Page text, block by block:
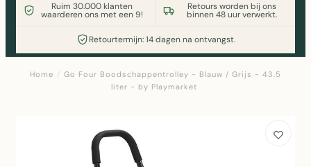
Ruim 30.000 klanten
waarderen ons met een 9!
Retours worden bij ons
binnen 48 uur verwerkt.
Retourtermijn: 14 dagen na ontvangst.
Home / Go Four Boodschappentrolley - Blauw / Grijs - 43.5
liter - by Playmarket